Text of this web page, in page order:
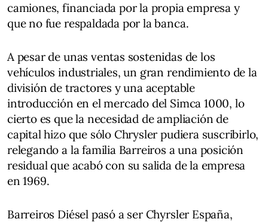
camiones, financiada por la propia empresa y
que no fue respaldada por la banca.
A pesar de unas ventas sostenidas de los
vehículos industriales, un gran rendimiento de la
división de tractores y una aceptable
introducción en el mercado del Simca 1000, lo
cierto es que la necesidad de ampliación de
capital hizo que sólo Chrysler pudiera suscribirlo,
relegando a la familia Barreiros a una posición
residual que acabó con su salida de la empresa
en 1969.
Barreiros Diésel pasó a ser Chyrsler España,